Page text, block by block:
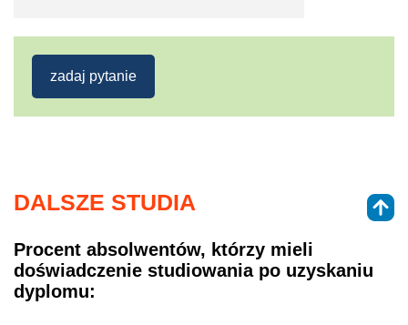
zadaj pytanie
DALSZE STUDIA
Procent absolwentów, którzy mieli
doświadczenie studiowania po uzyskaniu
dyplomu: